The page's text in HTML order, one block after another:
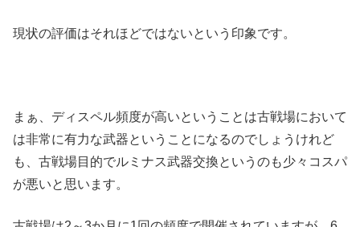
現状の評価はそれほどではないという印象です。
まぁ、ディスペル頻度が高いということは古戦場において
は非常に有力な武器ということになるのでしょうけれど
も、古戦場目的でルミナス武器交換というのも少々コスパ
が悪いと思います。